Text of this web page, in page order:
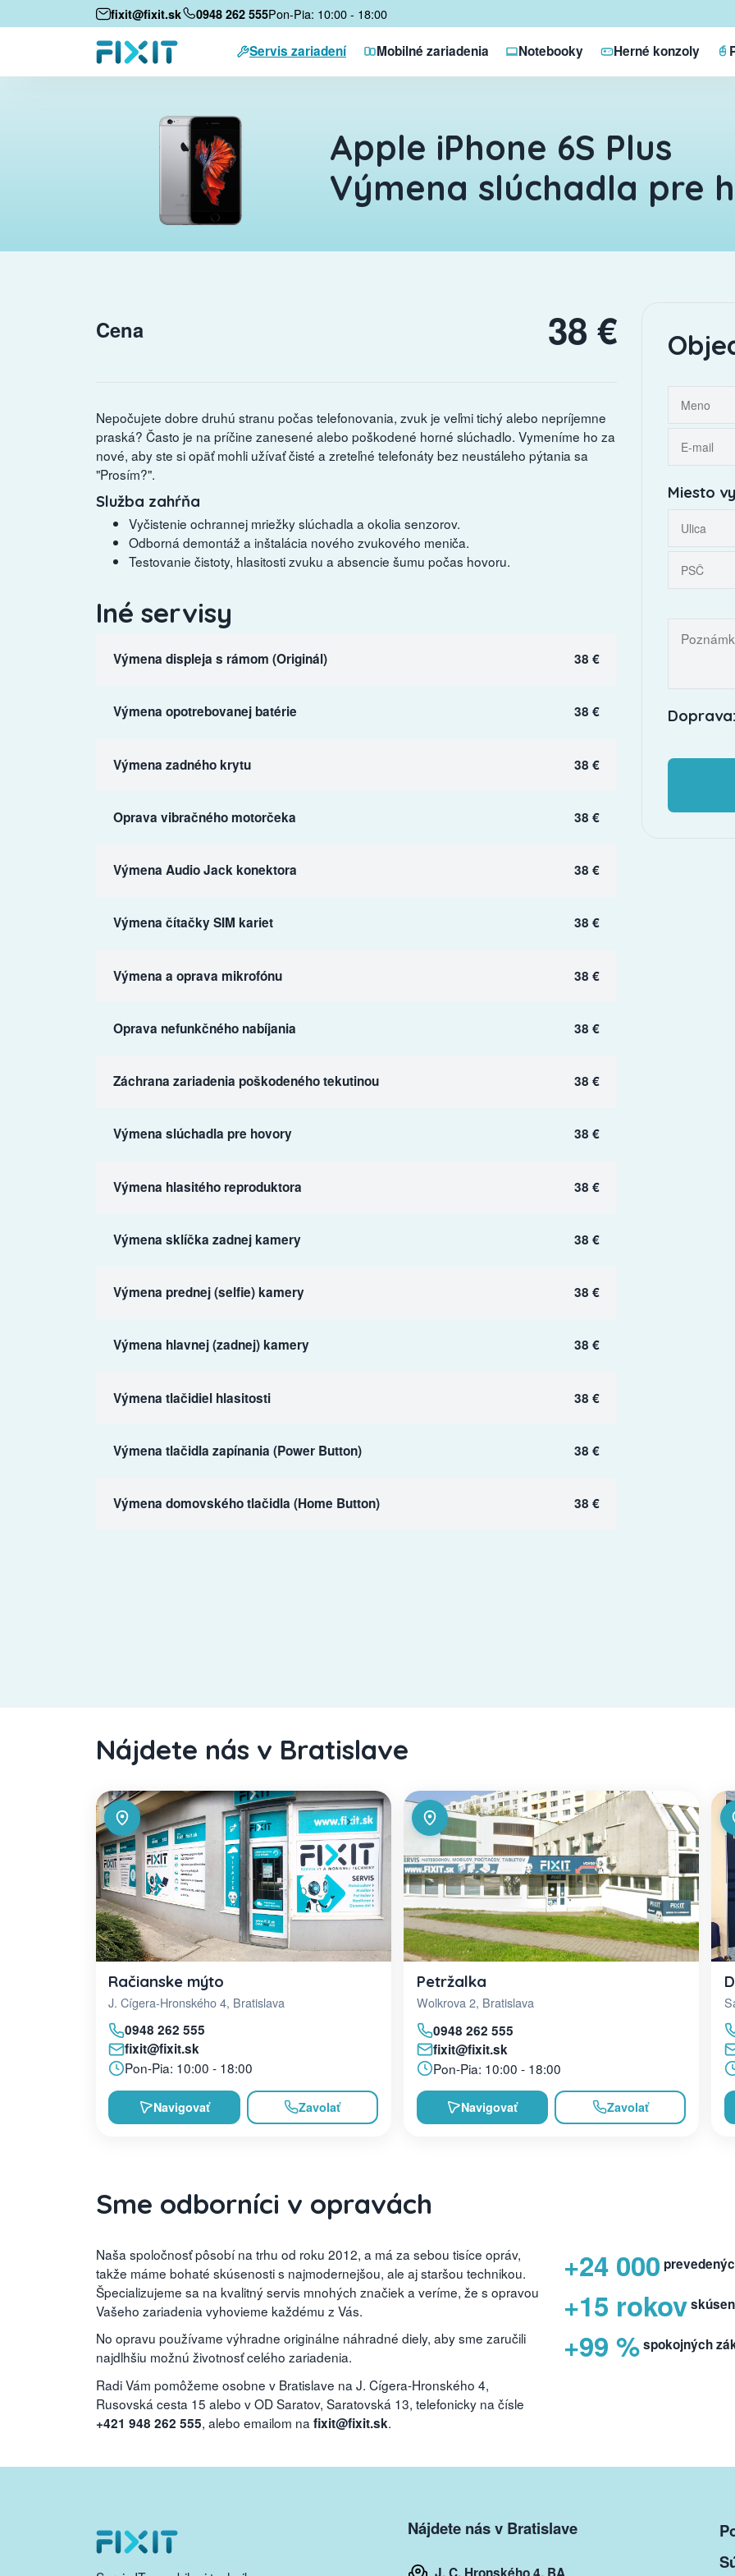
fixit@fixit.sk 0948 262 555Pon-Pia: 10:00 - 18:00
Servis zariadení Mobilné zariadenia Notebooky Herné konzoly
Apple iPhone 6S Plus
Výmena slúchadla pre
Cena 38 €
Nepočujete dobre druhú stranu počas telefonovania, zvuk je veľmi tichý alebo nepríjemne
praská? Často je na príčine zanesené alebo poškodené horné slúchadlo. Vymeníme ho za
nové, aby ste si opäť mohli užívať čisté a zreteľné telefonáty bez neustáleho pýtania sa
"Prosím?".
Služba zahŕňa
Vyčistenie ochrannej mriežky slúchadla a okolia senzorov.
Odborná demontáž a inštalácia nového zvukového meniča.
Testovanie čistoty, hlasitosti zvuku a absencie šumu počas hovoru.
Iné servisy
Výmena displeja s rámom (Originál) 38 €
Výmena opotrebovanej batérie 38 €
Výmena zadného krytu 38 €
Oprava vibračného motorčeka 38 €
Výmena Audio Jack konektora 38 €
Výmena čítačky SIM kariet 38 €
Výmena a oprava mikrofónu 38 €
Oprava nefunkčného nabíjania 38 €
Záchrana zariadenia poškodeného tekutinou 38 €
Výmena slúchadla pre hovory 38 €
Výmena hlasitého reproduktora 38 €
Výmena sklíčka zadnej kamery 38 €
Výmena prednej (selfie) kamery 38 €
Výmena hlavnej (zadnej) kamery 38 €
Výmena tlačidiel hlasitosti 38 €
Výmena tlačidla zapínania (Power Button) 38 €
Výmena domovského tlačidla (Home Button) 38 €
Miesto
Nájdete nás v Bratislave
Račianske mýto
J. Cígera-Hronského 4, Bratislava
0948 262 555
fixit@fixit.sk
Pon-Pia: 10:00 - 18:00
Navigovať Zavolať
Petržalka
Wolkrova 2, Bratislava
0948 262 555
fixit@fixit.sk
Pon-Pia: 10:00 - 18:00
Navigovať Zavolať
Sme odborníci v opravách
Naša spoločnosť pôsobí na trhu od roku 2012, a má za sebou tisíce opráv,
takže máme bohaté skúsenosti s najmodernejšou, ale aj staršou technikou.
Špecializujeme sa na kvalitný servis mnohých značiek a veríme, že s opravou
Vašeho zariadenia vyhovieme každému z Vás.
No opravu používame výhradne originálne náhradné diely, aby sme zaručili
najdlhšiu možnú životnosť celého zariadenia.
Radi Vám pomôžeme osobne v Bratislave na J. Cígera-Hronského 4,
Rusovská cesta 15 alebo v OD Saratov, Saratovská 13, telefonicky na čísle
+421 948 262 555, alebo emailom na fixit@fixit.sk.
+24 000
+15 rokov
+99 %spokojných
Nájdete nás v Bratislave